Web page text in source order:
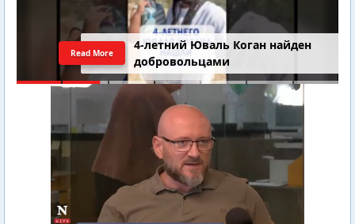
4-летний Юваль Коган найден
добровольцами
Read More